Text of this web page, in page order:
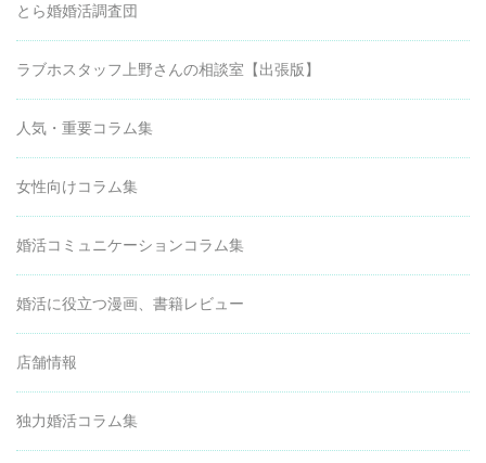
とら婚婚活調査団
ラブホスタッフ上野さんの相談室【出張版】
人気・重要コラム集
女性向けコラム集
婚活コミュニケーションコラム集
婚活に役立つ漫画、書籍レビュー
店舗情報
独力婚活コラム集